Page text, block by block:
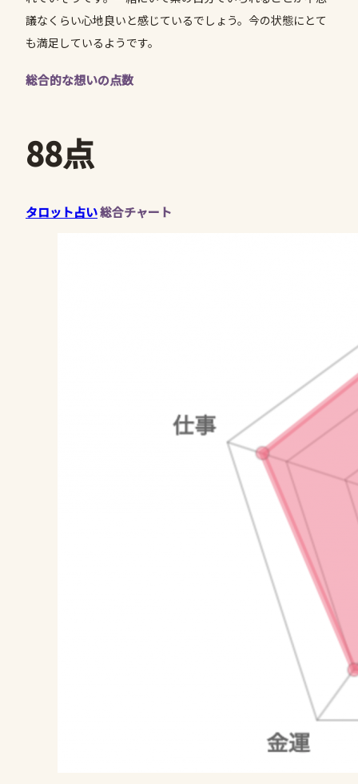
議なくらい心地良いと感じているでしょう。今の状態にとて
も満足しているようです。
総合的な想いの点数
88点
タロット占い総合チャート